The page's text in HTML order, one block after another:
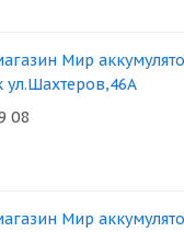
Мир
ул.Шахтеров,46А
08
Мир